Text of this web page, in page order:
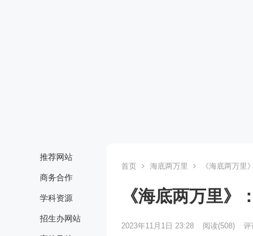
推荐网站
商务合作
学科资源
招生办网站
首页 海底两万里 《海底两万里
《海底两万里》
2023年11月1日 23:28 阅读(508) 评